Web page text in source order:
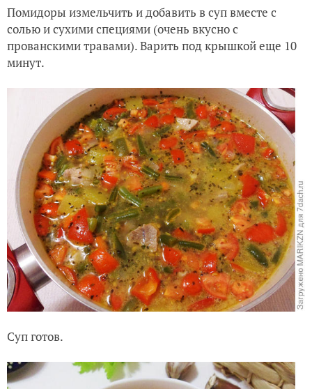
Помидоры измельчить и добавить в суп вместе с
солью и сухими специями (очень вкусно с
прованскими травами). Варить под крышкой еще 10
минут.
Суп готов.